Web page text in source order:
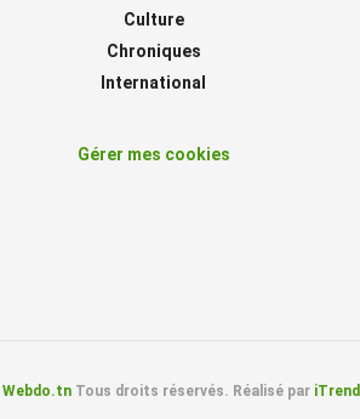
Culture
Chroniques
International
Gérer mes cookies
Webdo.tnTous droits réservés. Réalisé par iTrend